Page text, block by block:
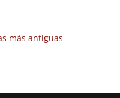
más antiguas